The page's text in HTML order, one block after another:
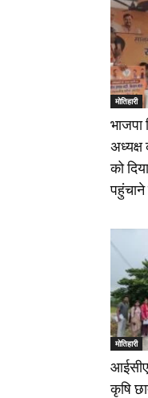
मोतिहारी
भाजपा
अध्यक्ष
को
मोतिहारी
कृषि